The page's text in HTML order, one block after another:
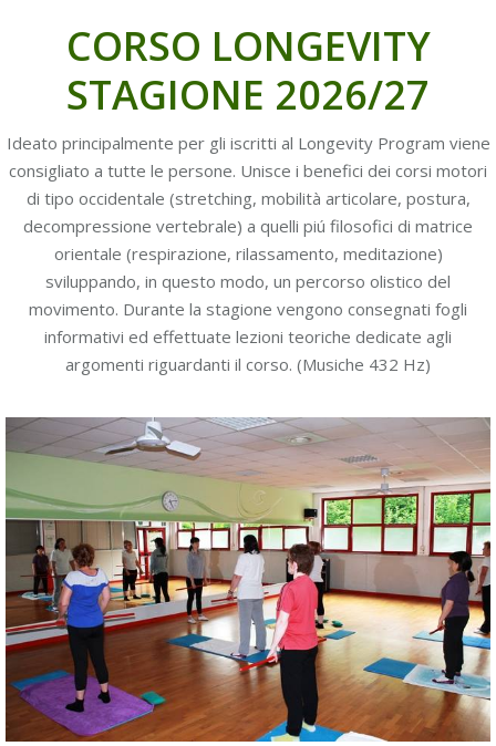
CORSO LONGEVITY
STAGIONE 2026/27
Ideato principalmente per gli iscritti al Longevity Program viene
consigliato a tutte le persone. Unisce i benefici dei corsi motori
di tipo occidentale (stretching, mobilità articolare, postura,
decompressione vertebrale) a quelli piú filosofici di matrice
orientale (respirazione, rilassamento, meditazione)
sviluppando, in questo modo, un percorso olistico del
movimento. Durante la stagione vengono consegnati fogli
informativi ed effettuate lezioni teoriche dedicate agli
argomenti riguardanti il corso. (Musiche 432 Hz)